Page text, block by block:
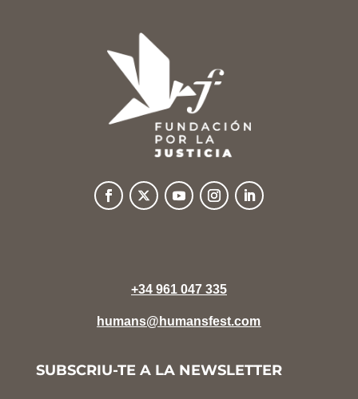
+34 961 047 335
humans@humansfest.com
SUBSCRIU-TE A LA NEWSLETTER